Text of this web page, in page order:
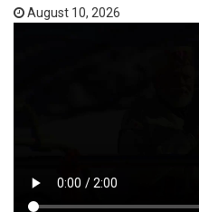
August 10, 2026